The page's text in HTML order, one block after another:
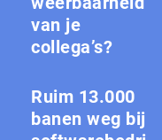
van je
collega’s?
Ruim 13.000
banen weg bij